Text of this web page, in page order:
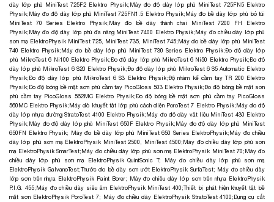
dày lớp phủ MiniTest 725F2 Elektro Physik;Máy đo độ dày lớp phủ MiniTest 725FN5 Elektro
Physik;Máy đo độ dày lớp phủ MiniTest 725FN1.5 Elektro Physik;Máy đo bề dày lớp phủ bỏ túi
MiniTest 70 Series Elektro Physik;Máy đo bề dày thành chai MiniTest 7200 FH Elektro
Physik;Máy đo độ dày lớp phủ đa năng MiniTest 7400 Elektro Physik;Máy đo chiều dày lớp phủ
sơn mạ ElektroPhysik MiniTest 725, MiniTest 735, MiniTest 745;Máy đo bề dày lớp phủ MiniTest
740 Elektro Physik;Máy đo bề dày lớp phủ MiniTest 730 Series Elektro Physik;Đo độ dày lớp
phủ MikroTest 6 Ni100 Elektro Physik;Đo độ dày lớp phủ MikroTest 6 Ni50 Elektro Physik;Đo độ
dày lớp phủ MikroTest 6 S20 Elektro Physik;Đo độ dày lớp phủ MikroTest 6 S5 Automatic Elektro
Physik;Đo độ dày lớp phủ MikroTest 6 S3 Elektro Physik;Độ nhám kế cầm tay TR 200 Elektro
Physik;Đo độ bóng bề mặt sơn phủ cầm tay PicoGloss 503 Elektro Physik;Đo độ bóng bề mặt sơn
phủ cầm tay PicoGloss 562MC Elektro Physik;Đo độ bóng bề mặt sơn phủ cầm tay PicoGloss
560MC Elektro Physik;Máy dò khuyết tật lớp phủ cách điện PoroTest 7 Elektro Physik;Máy đo độ
dày lớp nhựa đường StratoTest 4100 Elektro Physik;Máy đo độ dày vật liệu MiniTest 430 Elektro
Physik;Máy đo độ dày lớp phủ MiniTest 650F Elektro Physik;Máy đo độ dày lớp phủ MiniTest
650FN Elektro Physik; Máy đo bề dày lớp phủ MiniTest 650 Series ElektroPhysik;Máy đo chiều
dày lớp phủ sơn mạ ElektroPhysik MiniTest 2500, MiniTest 4500;Máy đo chiều dày lớp phủ sơn
mạ ElektroPhysik SmarTest;Máy đo chiều dày lớp phủ sơn mạ ElektroPhysik MiniTest 70;Máy đo
chiều dày lớp phủ sơn mạ ElektroPhysik QuintSonic T;
Máy đo chiều dày lớp phủ sơn mạ
ElektroPhysik GalvanoTest;Thước đo bề dày sơn ướt ElektroPhysik SurfaTest; Máy đo chiều dày
lớp sơn trên nhựa ElektroPhysik Paint Borer; Máy đo chiều dày lớp sơn trên nhựa ElektroPhysik
P.I.G. 455;Máy đo chiều dày siêu âm ElektroPhysik MiniTest 400;Thiết bị phát hiện khuyết tật bề
mặt sơn ElektroPhysik PoroTest 7; Máy đo chiều dày ElektroPhysik StratoTest 4100;Dụng cụ cắt